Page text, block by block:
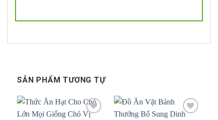
SẢN PHẨM TƯƠNG TỰ